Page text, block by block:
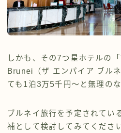
しかも、その7つ星ホテルの
Brunei（ザ エンパイア ブル
ても1泊3万5千円～と無理のな
ブルネイ旅行を予定されてい
補として検討してみてくださ